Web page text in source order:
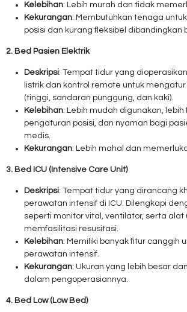
Kelebihan: Lebih murah dan tidak
Kekurangan: Membutuhkan tenaga
posisi dan kurang fleksibel dibandingkan
2. Bed Pasien Elektrik
Deskripsi: Tempat tidur yang
listrik dan kontrol remote untuk
(tinggi, sandaran punggung, dan kaki).
Kelebihan: Lebih mudah digunakan,
pengaturan posisi, dan nyaman bagi
medis.
Kekurangan: Lebih mahal dan
3. Bed ICU (Intensive Care Unit)
Deskripsi: Tempat tidur yang dirancang
perawatan intensif di ICU. Dilengkapi
seperti monitor vital, ventilator, serta alat
memfasilitasi resusitasi.
Kelebihan: Memiliki banyak fitur canggih
perawatan intensif.
Kekurangan: Ukuran yang lebih besar
dalam pengoperasiannya.
4. Bed Low (Low Bed)